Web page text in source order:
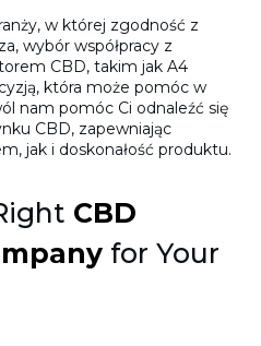
w której zgodność z
wybór współpracy z
CBD, takim jak A4
która może pomóc w
nam pomóc Ci odnaleźć się
CBD, zapewniając
jak i doskonałość produktu.
CBD
for Your